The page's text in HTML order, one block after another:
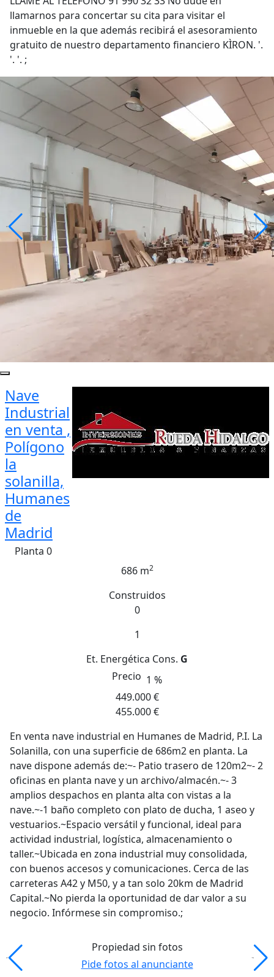
llamarnos para concertar su cita para visitar el
inmueble en la que además recibirá el asesoramiento
gratuito de nuestro departamento financiero KÌRON. '.
'. '. ;
Nave
Industrial
en venta ,
Polígono
la
solanilla,
Humanes
de
Madrid
Planta 0
686 m2
Construidos
0
1
Et. Energética Cons. G
Precio 1 %
449.000 €
455.000 €
En venta nave industrial en Humanes de Madrid, P.I. La
Solanilla, con una superficie de 686m2 en planta. La
nave dispone además de:~- Patio trasero de 120m2~- 2
oficinas en planta nave y un archivo/almacén.~- 3
amplios despachos en planta alta con vistas a la
nave.~-1 baño completo con plato de ducha, 1 aseo y
vestuarios.~Espacio versátil y funcional, ideal para
actividad industrial, logística, almacenamiento o
taller.~Ubicada en zona industrial muy consolidada,
con buenos accesos y comunicaciones. Cerca de las
carreteras A42 y M50, y a tan solo 20km de Madrid
Capital.~No pierda la oportunidad de dar valor a su
negocio. Infórmese sin compromiso.;
Propiedad sin fotos
Pide fotos al anunciante